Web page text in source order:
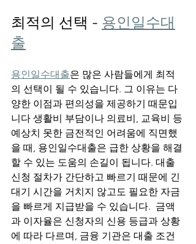
최적의 선택 - 용인일수대
출
용인일수대출은 많은 사람들에게 최적
의 선택이 될 수 있습니다. 그 이유는 다
양한 이점과 편의성을 제공하기 때문입
니다 생활비 부담이나 의료비, 교육비 등
예상치 못한 금전적인 어려움에 직면했
을 때, 용인일수대출은 급한 상황을 해결
할 수 있는 도움의 손길이 됩니다. 대출
신청 절차가 간단하고 빠르기 때문에 긴
대기 시간을 거치지 않고도 필요한 자금
을 빠르게 지급받을 수 있습니다.  금액
과 이자율은 신청자의 신용 등급과 상황
에 따라 다르며, 금융 기관은 대출 조건